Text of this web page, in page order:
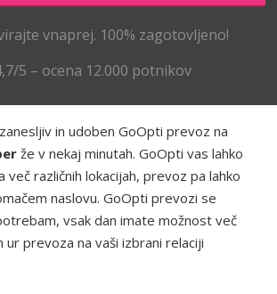
vnaprej. 100% zagotovljeno!
5 – ocena 12.000 potnikov
in udoben GoOpti prevoz na
že v nekaj minutah. GoOpti vas lahko
več različnih lokacijah, prevoz pa lahko
naslovu. GoOpti prevozi se
vsak dan imate možnost več
ur prevoza na vaši izbrani relaciji